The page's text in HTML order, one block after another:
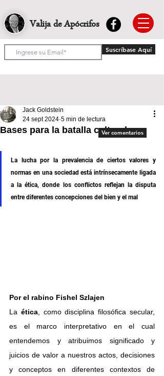
Valija de Apócrifos
Suscríbase Aquí
Bases para la batalla cultural
Jack Goldstein
24 sept 2024 5 min de lectura
La lucha por la prevalencia de ciertos valores y
normas en una sociedad está intrínsecamente ligada
a la ética, donde los conflictos reflejan la disputa
entre diferentes concepciones del bien y el mal
Por el rabino Fishel Szlajen
La ética, como disciplina filosófica secular,
es el marco interpretativo en el cual
entendemos y atribuimos significado y
juicios de valor a nuestros actos, decisiones
y conceptos en diferentes contextos de
Ver comentarios